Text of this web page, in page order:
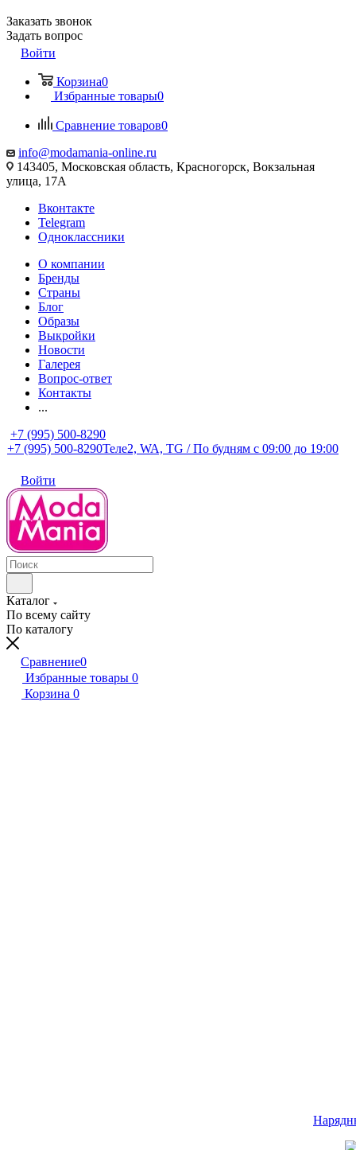
Заказать звонок
Задать вопрос
Войти
Корзина0
Избранные товары0
Сравнение товаров0
info@modamania-online.ru
143405, Московская область, Красногорск, Вокзальная
улица, 17А
Вконтакте
Telegram
Одноклассники
О компании
Бренды
Страны
Блог
Образы
Выкройки
Новости
Галерея
Вопрос-ответ
Контакты
...
+7 (995) 500-8290
+7 (995) 500-8290Теле2, WA, TG / По будням c 09:00 до 19:00
Войти
Каталог
По всему сайту
По каталогу
Сравнение0
Избранные товары 0
Корзина 0